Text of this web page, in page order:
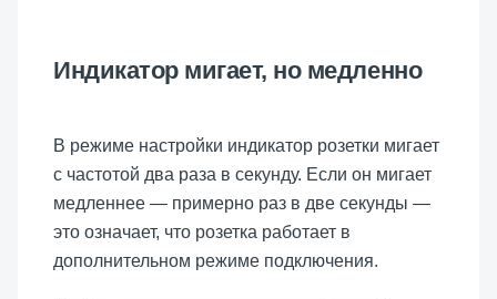
Индикатор мигает, но медленно
В режиме настройки индикатор розетки мигает
с частотой два раза в секунду. Если он мигает
медленнее — примерно раз в две секунды —
это означает, что розетка работает в
дополнительном режиме подключения.